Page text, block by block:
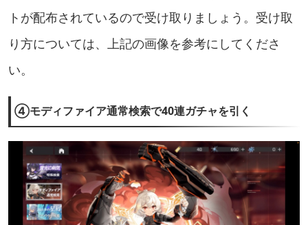
トが配布されているので受け取りましょう。受け取
り方については、上記の画像を参考にしてくださ
い。
④モディファイア通常検索で40連ガチャを引く